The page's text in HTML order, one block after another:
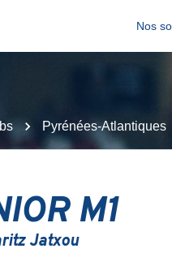
Nos
Pyrénées-Atlantiques
M1
Jatxou